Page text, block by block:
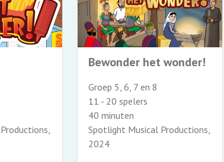
Bewonder het wonder!
Groep 5, 6, 7 en 8
11 - 20 spelers
40 minuten
Spotlight Musical Productions,
2024